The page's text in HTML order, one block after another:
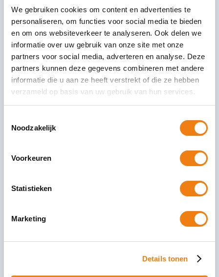
We gebruiken cookies om content en advertenties te
personaliseren, om functies voor social media te bieden
en om ons websiteverkeer te analyseren. Ook delen we
informatie over uw gebruik van onze site met onze
partners voor social media, adverteren en analyse. Deze
partners kunnen deze gegevens combineren met andere
informatie die u aan ze heeft verstrekt of die ze hebben
verzameld op basis van uw gebruik van hun services.
Noodzakelijk
Voorkeuren
Statistieken
Marketing
Details tonen
Wanneer een werknemer een 0-uren contract heeft maar
iedere week toch een vast of wisselend aantal uren werkt, en
dat meer dan 3 maanden achtereen, dan loopt u het risico dat
er een rechtsvermoeden bestaat waarin de werknemer een
contract heeft voor het (gemiddeld) aantal uren dat hij of zij
daadwerkelijk werkt.
Het niet meer oproepen van de medewerker voor het
gebruikelijk aantal uur dat voorheen gewerkt werd voor het
resterende deel van de duur van de arbeidsovereenkomst
betekent dat u het risico loopt dat de medewerker succesvol het
Hiermee kan het zijn dat hij of zij recht heeft op
Bekijk de uitspraak van het kort geding hier.
Benieuwd waarover wij nog meer schrijven? Bekijk dan
hieral